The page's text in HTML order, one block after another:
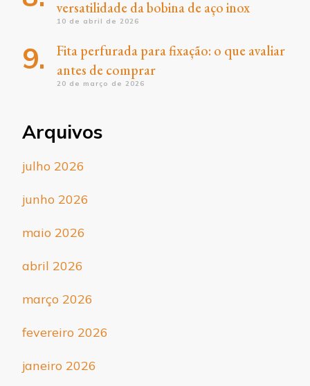
versatilidade da bobina de aço inox
10 de abril de 2026
Fita perfurada para fixação: o que avaliar
antes de comprar
20 de março de 2026
Arquivos
julho 2026
junho 2026
maio 2026
abril 2026
março 2026
fevereiro 2026
janeiro 2026